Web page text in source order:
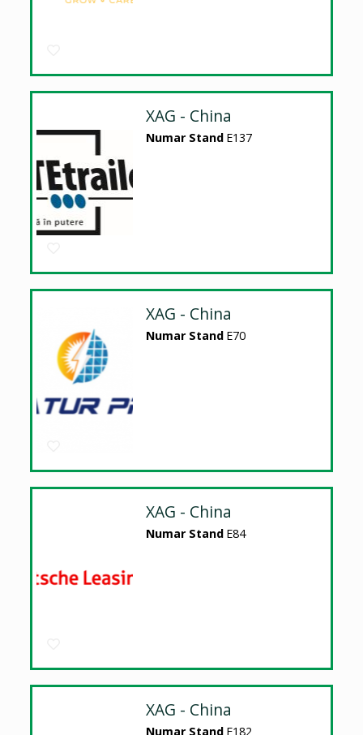
XAG - China
Numar Stand E137
XAG - China
Numar Stand E70
XAG - China
Numar Stand E84
XAG - China
Numar Stand E182